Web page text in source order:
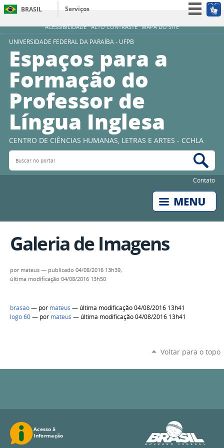
ACESSIBILIDADE ALTO CONTRASTE MAPA DO SITE
BRASIL
Serviços
Simplifique!
Acesso à informação
UNIVERSIDADE FEDERAL DA PARAÍBA - UFPB
Espaços para a
Formação do
Professor de
Língua Inglesa
CENTRO DE CIÊNCIAS HUMANAS, LETRAS E ARTES - CCHLA
Buscar no portal
Contato
Galeria de Imagens
por mateus — publicado 04/08/2016 13h39,
última modificação 04/08/2016 13h50
brasao— por mateus — última modificação 04/08/2016 13h41
logo 60— por mateus — última modificação 04/08/2016 13h41
Voltar para o topo